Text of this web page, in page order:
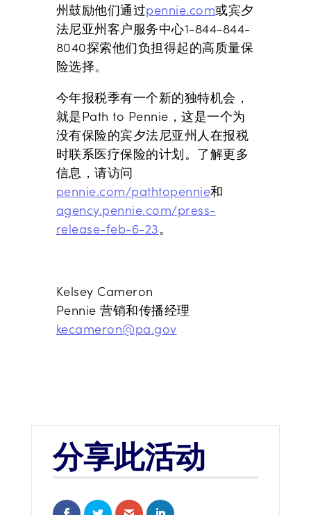
州鼓励他们通过pennie.com或宾夕
法尼亚州客户服务中心1-844-844-
8040探索他们负担得起的高质量保
险选择。
今年报税季有一个新的独特机会，
就是Path to Pennie，这是一个为
没有保险的宾夕法尼亚州人在报税
时联系医疗保险的计划。了解更多
信息，请访问
pennie.com/pathtopennie和
agency.pennie.com/press-
release-feb-6-23。
Kelsey Cameron
Pennie 营销和传播经理
kecameron@pa.gov
分享此活动
Share on Facebook
Share on Twitter
Share via Email
Share on LinkedIn